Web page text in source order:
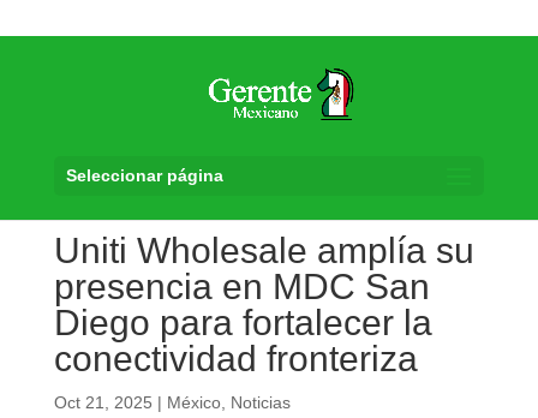
Seleccionar página
Uniti Wholesale amplía su
presencia en MDC San
Diego para fortalecer la
conectividad fronteriza
Oct 21, 2025 | México, Noticias